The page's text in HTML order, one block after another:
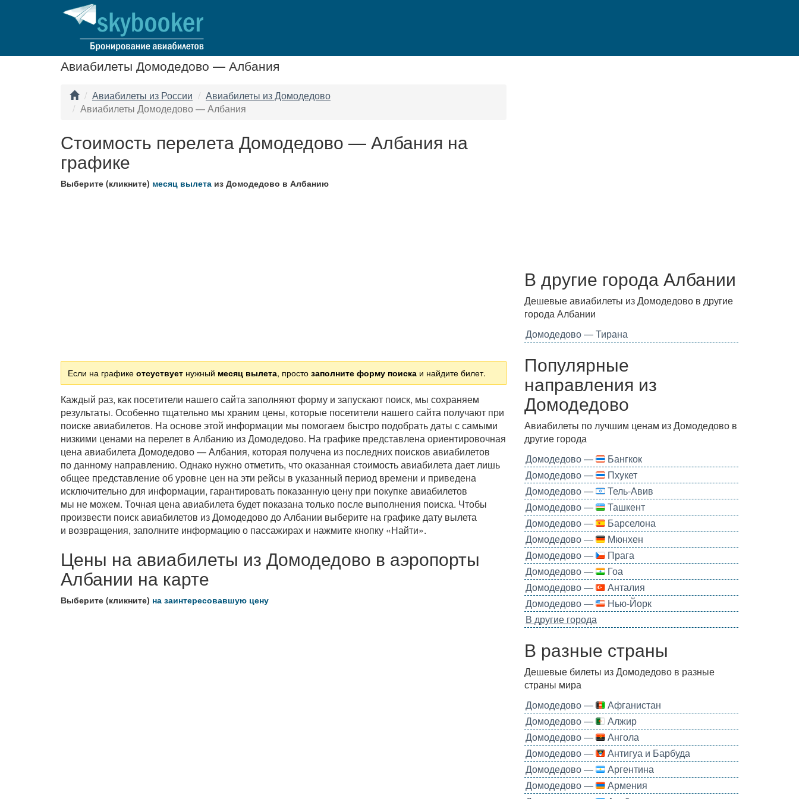
Авиабилеты Домодедово — Албания
Авиабилеты из России
Авиабилеты из Домодедово
Авиабилеты Домодедово — Албания
Стоимость перелета Домодедово — Албания на
графике
Выберите (кликните) месяц вылета из Домодедово в Албанию
Если на графикеотсуствует нужный месяц вылета, простозаполните форму поиска и найдите билет.
Каждый раз, как посетители нашего сайта заполняют форму и запускают поиск, мы сохраняем
результаты. Особенно тщательно мы храним цены, которые посетители нашего сайта получают при
поиске авиабилетов. На основе этой информации мы помогаем быстро подобрать даты с самыми
низкими ценами на перелет в Албанию из Домодедово. На графике представлена ориентировочная
цена авиабилета Домодедово — Албания, которая получена из последних поисков авиабилетов
по данному направлению. Однако нужно отметить, что оказанная стоимость авиабилета дает лишь
общее представление об уровне цен на эти рейсы в указанный период времени и приведена
исключительно для информации, гарантировать показанную цену при покупке авиабилетов
мы не можем. Точная цена авиабилета будет показана только после выполнения поиска. Чтобы
произвести поиск авиабилетов из Домодедово до Албании выберите на графике дату вылета
и возвращения, заполните информацию о пассажирах и нажмите кнопку «Найти».
Цены на авиабилеты из Домодедово в аэропорты
Албании на карте
Выберите (кликните) на заинтересовавшую цену
В другие города Албании
Дешевые авиабилеты из Домодедово в другие
города Албании
Домодедово — Тирана
Популярные
направления из
Домодедово
Авиабилеты по лучшим ценам из Домодедово в
другие города
Домодедово —
Бангкок
Домодедово —
Пхукет
Домодедово —
Тель-Авив
Домодедово —
Ташкент
Домодедово —
Барселона
Домодедово —
Мюнхен
Домодедово —
Прага
Домодедово —
Гоа
Домодедово —
Анталия
Домодедово —
Нью-Йорк
В другие города
В разные страны
Дешевые билеты из Домодедово в разные
страны мира
Домодедово —
Афганистан
Домодедово —
Алжир
Домодедово —
Ангола
Домодедово —
Антигуа и Барбуда
Домодедово —
Аргентина
Домодедово —
Армения